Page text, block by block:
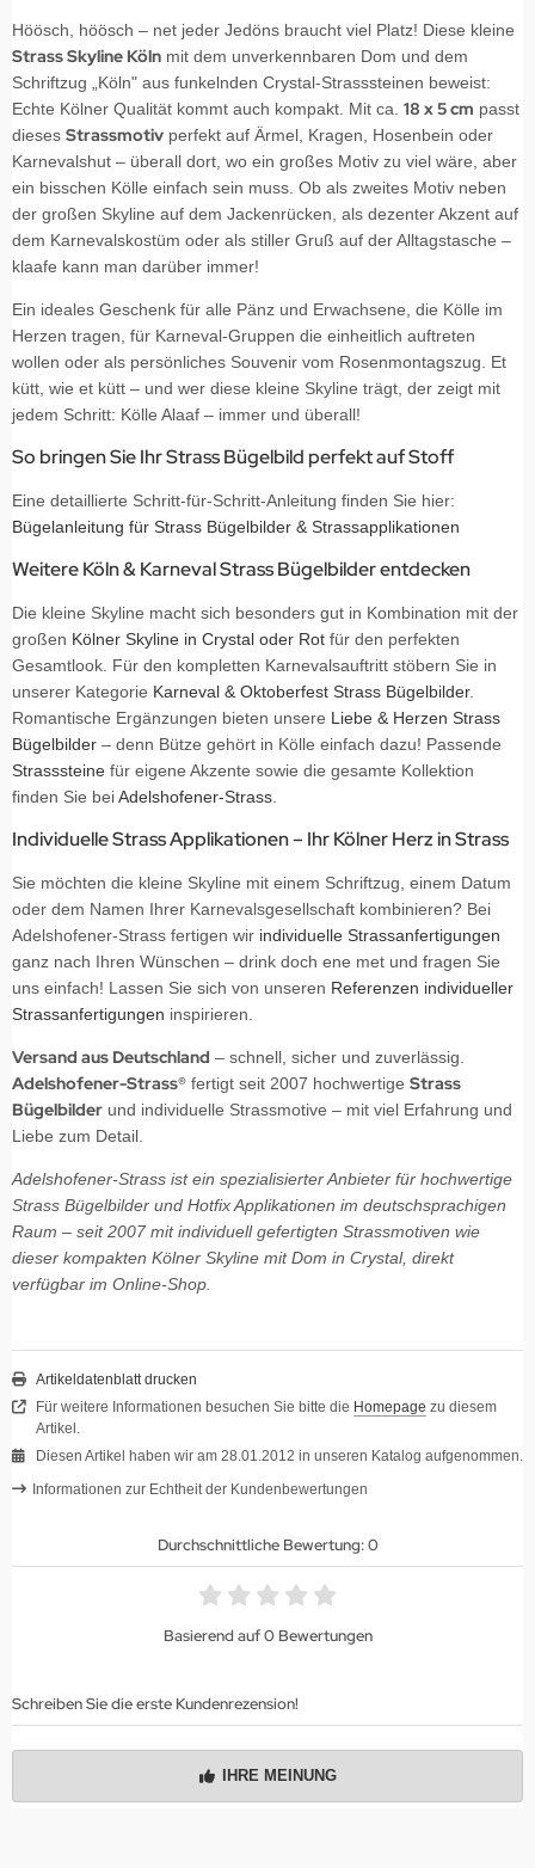
Höösch, höösch – net jeder Jedöns braucht viel Platz! Diese kleine
Strass Skyline Köln mit dem unverkennbaren Dom und dem
Schriftzug „Köln" aus funkelnden Crystal-Strasssteinen beweist:
Echte Kölner Qualität kommt auch kompakt. Mit ca. 18 x 5 cm passt
dieses Strassmotiv perfekt auf Ärmel, Kragen, Hosenbein oder
Karnevalshut – überall dort, wo ein großes Motiv zu viel wäre, aber
ein bisschen Kölle einfach sein muss. Ob als zweites Motiv neben
der großen Skyline auf dem Jackenrücken, als dezenter Akzent auf
dem Karnevalskostüm oder als stiller Gruß auf der Alltagstasche –
klaafe kann man darüber immer!
Ein ideales Geschenk für alle Pänz und Erwachsene, die Kölle im
Herzen tragen, für Karneval-Gruppen die einheitlich auftreten
wollen oder als persönliches Souvenir vom Rosenmontagszug. Et
kütt, wie et kütt – und wer diese kleine Skyline trägt, der zeigt mit
jedem Schritt: Kölle Alaaf – immer und überall!
So bringen Sie Ihr Strass Bügelbild perfekt auf Stoff
Eine detaillierte Schritt-für-Schritt-Anleitung finden Sie hier:
Bügelanleitung für Strass Bügelbilder & Strassapplikationen
Weitere Köln & Karneval Strass Bügelbilder entdecken
Die kleine Skyline macht sich besonders gut in Kombination mit der
großen Kölner Skyline in Crystal oder Rot für den perfekten
Gesamtlook. Für den kompletten Karnevalsauftritt stöbern Sie in
unserer Kategorie Karneval & Oktoberfest Strass Bügelbilder.
Romantische Ergänzungen bieten unsere Liebe & Herzen Strass
Bügelbilder – denn Bütze gehört in Kölle einfach dazu! Passende
Strasssteine für eigene Akzente sowie die gesamte Kollektion
finden Sie beiAdelshofener-Strass
Individuelle Strass Applikationen – Ihr Kölner Herz in Strass
Sie möchten die kleine Skyline mit einem Schriftzug, einem Datum
oder dem Namen Ihrer Karnevalsgesellschaft kombinieren? Bei
Adelshofener-Strass fertigen wir individuelle Strassanfertigungen
ganz nach Ihren Wünschen – drink doch ene met und fragen Sie
uns einfach! Lassen Sie sich von unseren Referenzen individueller
Strassanfertigungen inspirieren.
Versand aus Deutschland – schnell, sicher und zuverlässig.
Adelshofener-Strass® fertigt seit 2007 hochwertige Strass
Bügelbilder und individuelle Strassmotive – mit viel Erfahrung und
Liebe zum Detail.
Adelshofener-Strass ist ein spezialisierter Anbieter für hochwertige
Strass Bügelbilder und Hotfix Applikationen im deutschsprachigen
Raum – seit 2007 mit individuell gefertigten Strassmotiven wie
dieser kompakten Kölner Skyline mit Dom in Crystal, direkt
verfügbar im Online-Shop.
Artikeldatenblatt drucken
Für weitere Informationen besuchen Sie bitte die Homepage zu diesem
Artikel.
Diesen Artikel haben wir am 28.01.2012 in unseren Katalog aufgenommen.
Informationen zur Echtheit der Kundenbewertungen
Durchschnittliche Bewertung: 0
Basierend auf 0 Bewertungen
Schreiben Sie die erste Kundenrezension!
IHRE MEINUNG